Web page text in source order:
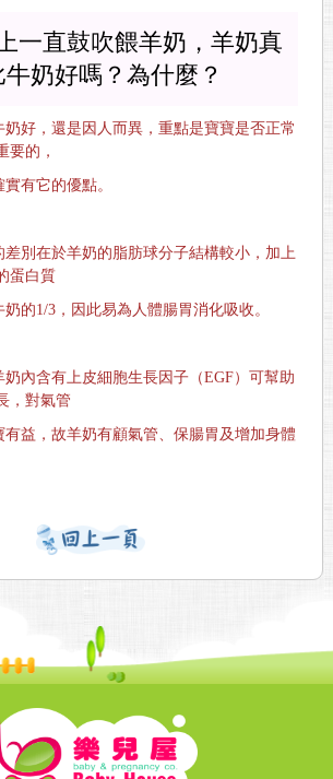
一直鼓吹餵羊奶，羊奶真
牛奶好嗎？為什麼？
好，還是因人而異，重點是寶寶是否正常
要的，
有它的優點。
別在於羊奶的脂肪球分子結構較小，加上
蛋白質
奶的1/3，因此易為人體腸胃消化吸收。
奶內含有上皮細胞生長因子（EGF）可幫助
，對氣管
有益，故羊奶有顧氣管、保腸胃及增加身體